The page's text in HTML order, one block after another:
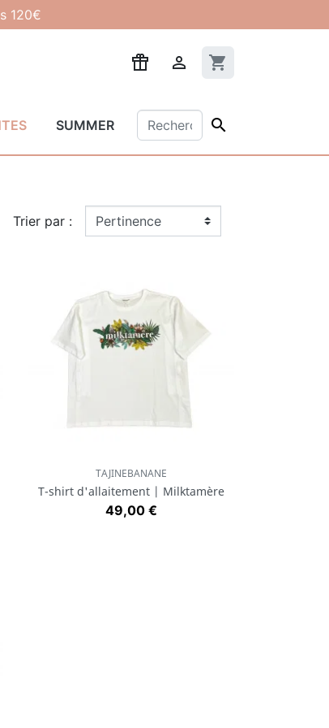
120€
 shopping_cart
SUMMER 
Trier par :
Aperçu rapide
TAJINEBANANE
T-shirt d'allaitement | Milktamère
Prix
49,00 €